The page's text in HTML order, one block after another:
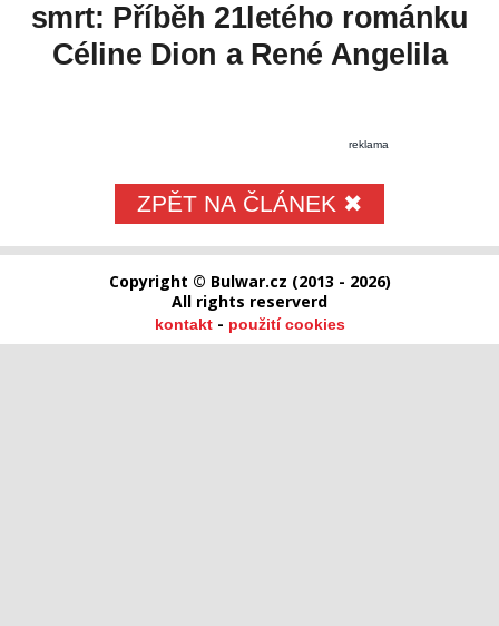
smrt: Příběh 21letého románku
Céline Dion a René Angelila
reklama
ZPĚT NA ČLÁNEK ✖
Copyright © Bulwar.cz (2013 - 2026)
All rights reserverd
kontakt- použití cookies